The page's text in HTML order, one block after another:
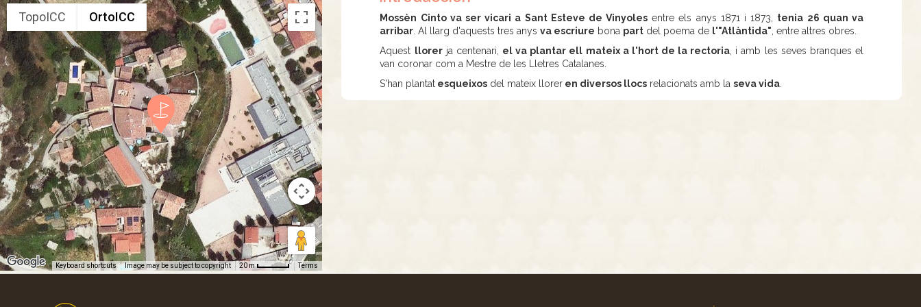
TopoICC OrtoICC
Keyboard shortcuts Image may be subject to copyright 20 m Terms
Mossèn Cinto va ser vicari a Sant Esteve de Vinyoles entre els anys 1871 i 1873, tenia 26 quan va
arribar . Al llarg d'aquests tres anysva escriure bona part del poema de l'"Atlàntida" , entre altres obres.
Aquest llorerja centenari, el va plantar ell mateix a l'hort de la rectoria , i amb les seves branques el
van coronar com a Mestre de les Lletres Catalanes.
S'han plantat esqueixos del mateix llorer en diversos llocs relacionats amb laseva vida